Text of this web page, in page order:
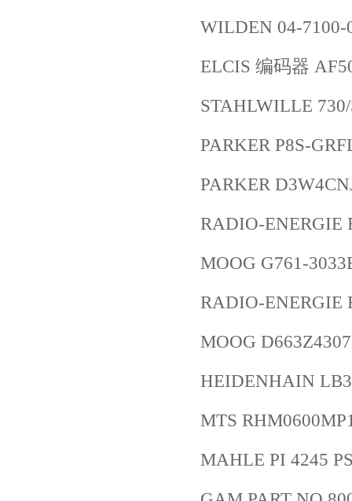
WILDEN 04-7100-
ELCIS 编码器
STAHLWILLE
PARKER P8S-
PARKER
RADIO-ENERGIE
MOOG G761-
RADIO-ENERGIE
MOOG
HEIDENHAIN
MTS
MAHLE PI 4245